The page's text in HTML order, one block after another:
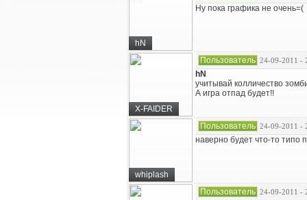
hN
Ну пока графика не очень=(
X-FAIDER
Пользователь 24-09-2011 -
hN
учитывай колличество
А игра отпад будет!!
whiplash
Пользователь 24-09-2011 -
наверно будет что-то типо
Пользователь 24-09-2011 -